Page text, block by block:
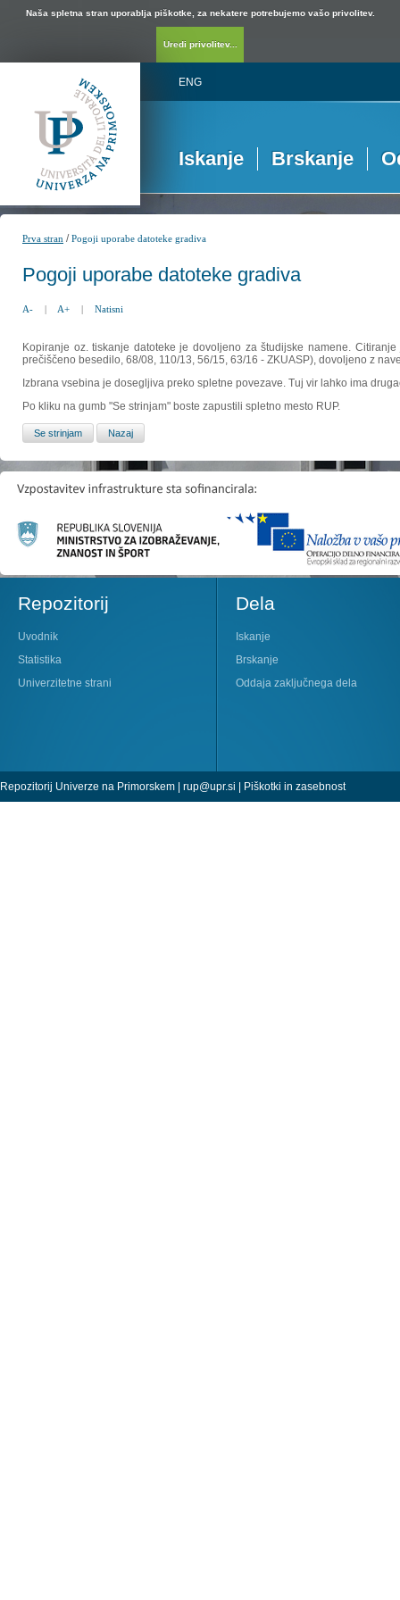
Naša spletna stran uporablja piškotke, za nekatere potrebujemo vašo privolitev.
Uredi privolitev...
ENG
Iskanje Brskanje
Prva stran /Pogoji uporabe datoteke gradiva
Pogoji uporabe datoteke gradiva
A- | A+ | Natisni
Kopiranje oz. tiskanje datoteke je dovoljeno za študijske namene.
prečiščeno besedilo, 68/08, 110/13, 56/15, 63/16 - ZKUASP), dovoljeno z
Izbrana vsebina je dosegljiva preko spletne povezave. Tuj vir lahko ima
Po kliku na gumb "Se strinjam" boste zapustili spletno mesto RUP.
Repozitorij
Uvodnik
Statistika
Univerzitetne strani
Dela
Iskanje
Brskanje
Oddaja zaključnega dela
Repozitorij Univerze na Primorskem | rup@upr.si | Piškotki in zasebnost